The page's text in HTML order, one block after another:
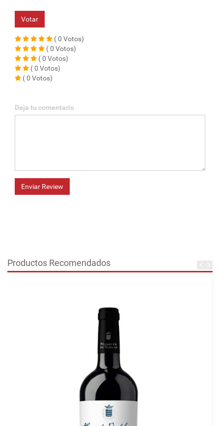
Votar
( 0 Votos)
( 0 Votos)
( 0 Votos)
( 0 Votos)
( 0 Votos)
Deja tu comentario
Enviar Review
Productos Recomendados